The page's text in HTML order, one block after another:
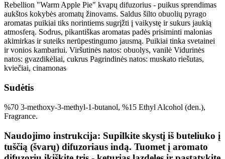
Rebellion "Warm Apple Pie" kvapų difuzorius - puikus sprendimas
aukštos kokybės aromatų žinovams. Saldus šilto obuolių pyrago
aromatas puikiai tiks norintiems sugrįžti į vaikystę ir sukurs jaukią
atmosferą. Sodrus, pikantiškas aromatas padės prisiminti malonias
akimirkas ir suteiks nerūpestingumo jausmą. Puikiai tinka svetainei
ir vonios kambariui. Viršutinės natos: obuolys, vanilė Vidurinės
natos: gvazdikėliai, cukrus Pagrindinės natos: muskato riešutas,
kviečiai, cinamonas
Sudėtis
%70 3-methoxy-3-methyl-1-butanol, %15 Ethyl Alcohol (den.),
Fragrance.
Naudojimo instrukcija: Supilkite skystį iš buteliuko į
tuščią (švarų) difuzoriaus indą. Tuomet į aromato